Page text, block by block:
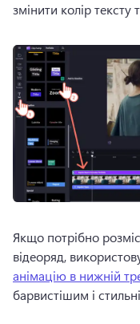
змінити колір
Якщо потрібно
відеоряд,
анімацію в нижній
барвистішим і